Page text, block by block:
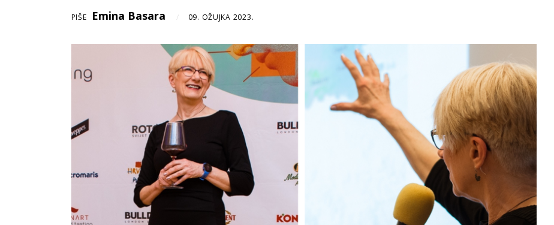
PIŠE Emina Basara 09. OŽUJKA 2023.